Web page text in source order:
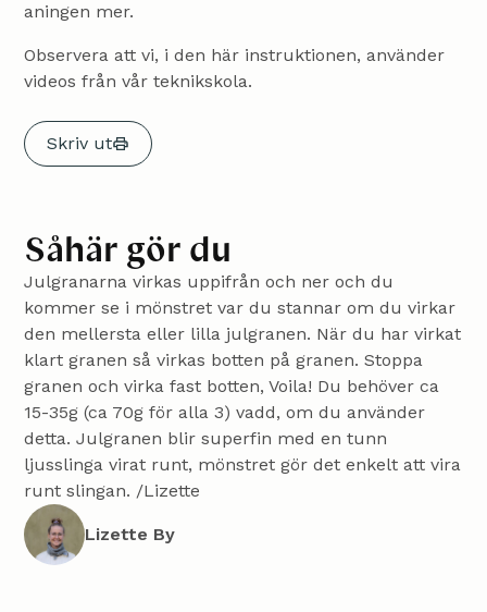
aningen mer.
Observera att vi, i den här instruktionen, använder
videos från vår teknikskola.
Skriv ut
Såhär gör du
Julgranarna virkas uppifrån och ner och du
kommer se i mönstret var du stannar om du virkar
den mellersta eller lilla julgranen. När du har virkat
klart granen så virkas botten på granen. Stoppa
granen och virka fast botten, Voila! Du behöver ca
15-35g (ca 70g för alla 3) vadd, om du använder
detta. Julgranen blir superfin med en tunn
ljusslinga virat runt, mönstret gör det enkelt att vira
runt slingan. /Lizette
Lizette By